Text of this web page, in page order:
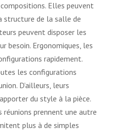
Elles peuvent
structure de la salle de
peuvent disposer les
besoin. Ergonomiques, les
rapidement.
les configurations
D’ailleurs, leurs
du style à la pièce.
réunions prennent une autre
plus à de simples